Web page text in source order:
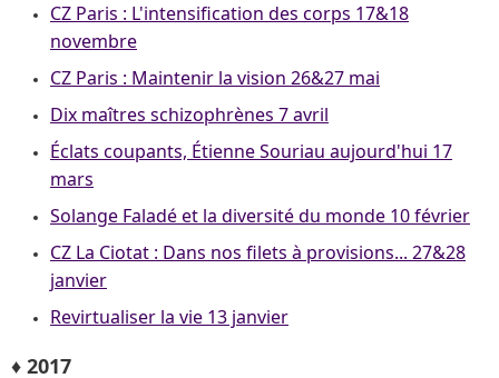
CZ Paris : L'intensification des corps 17&18
novembre
CZ Paris : Maintenir la vision 26&27 mai
Dix maîtres schizophrènes 7 avril
Éclats coupants, Étienne Souriau aujourd'hui 17
mars
Solange Faladé et la diversité du monde 10 février
CZ La Ciotat : Dans nos filets à provisions... 27&28
janvier
Revirtualiser la vie 13 janvier
♦ 2017